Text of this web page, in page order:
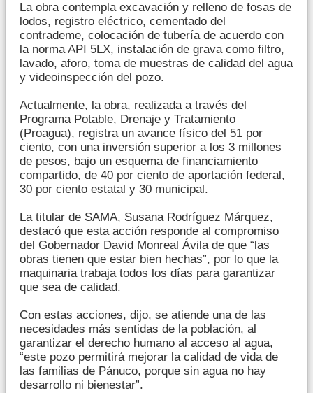
La obra contempla excavación y relleno de fosas de
lodos, registro eléctrico, cementado del
contrademe, colocación de tubería de acuerdo con
la norma API 5LX, instalación de grava como filtro,
lavado, aforo, toma de muestras de calidad del agua
y videoinspección del pozo.
Actualmente, la obra, realizada a través del
Programa Potable, Drenaje y Tratamiento
(Proagua), registra un avance físico del 51 por
ciento, con una inversión superior a los 3 millones
de pesos, bajo un esquema de financiamiento
compartido, de 40 por ciento de aportación federal,
30 por ciento estatal y 30 municipal.
La titular de SAMA, Susana Rodríguez Márquez,
destacó que esta acción responde al compromiso
del Gobernador David Monreal Ávila de que “las
obras tienen que estar bien hechas”, por lo que la
maquinaria trabaja todos los días para garantizar
que sea de calidad.
Con estas acciones, dijo, se atiende una de las
necesidades más sentidas de la población, al
garantizar el derecho humano al acceso al agua,
“este pozo permitirá mejorar la calidad de vida de
las familias de Pánuco, porque sin agua no hay
desarrollo ni bienestar”.